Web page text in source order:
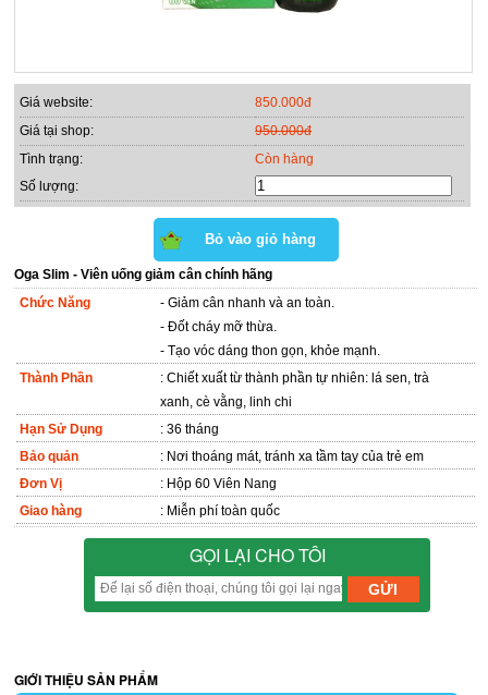
Giá website:
850.000đ
Giá tại shop:
950.000đ
Tình trạng:
Còn hàng
Số lượng:
Oga Slim - Viên uống giảm cân chính hãng
Chức Năng
- Giảm cân nhanh và an toàn.
- Đốt cháy mỡ thừa.
- Tạo vóc dáng thon gọn, khỏe mạnh.
Thành Phần
: Chiết xuất từ thành phần tự nhiên: lá sen, trà
xanh, cè vằng, linh chi
Hạn Sử Dụng
: 36 tháng
Bảo quản
: Nơi thoáng mát, tránh xa tầm tay của trẻ em
Đơn Vị
: Hộp 60 Viên Nang
Giao hàng
: Miễn phí toàn quốc
GỌI LẠI CHO TÔI
GIỚI THIỆU SẢN PHẨM